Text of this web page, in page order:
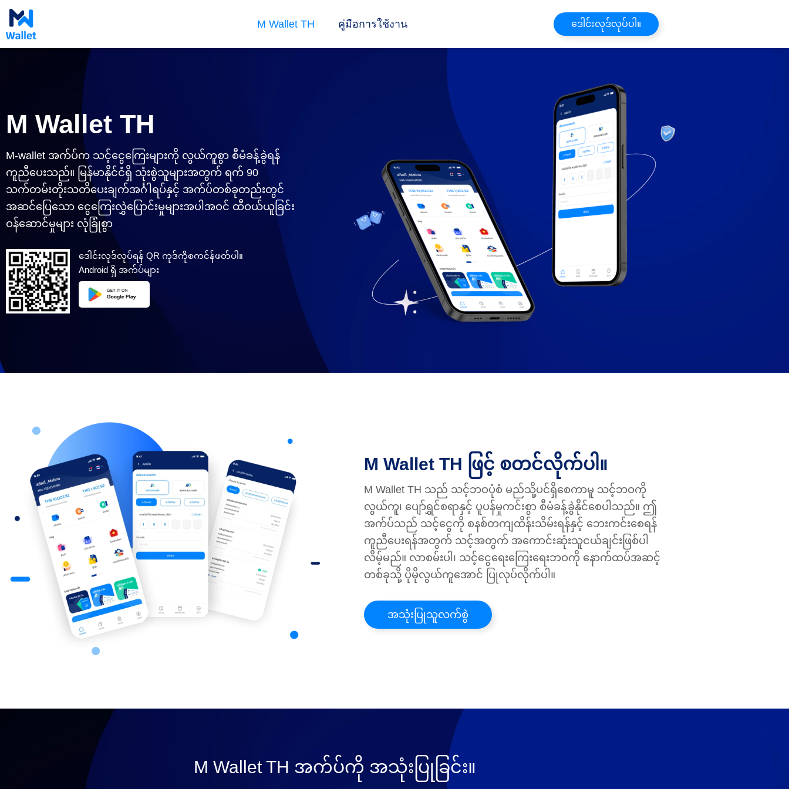
Skip
content
M Wallet TH คู่มือการใช้งาน ဒေါင်းလုဒ်လုပ်ပါ။
M Wallet TH
M-wallet အက်ပ်က သင့်ငွေကြေးများကို လွယ်ကူစွာ စီမံခန့်ခွဲရန်
ကူညီပေးသည်။ မြန်မာနိုင်ငံရှိ သုံးစွဲသူများအတွက် ရက် 90
သက်တမ်းတိုးသတိပေးချက်အင်္ဂါရပ်နှင့် အက်ပ်တစ်ခုတည်းတွင်
အဆင်ပြေသော ငွေကြေးလွှဲပြောင်းမှုများအပါအဝင် ထီဝယ်ယူခြင်း
ဝန်ဆောင်မှုများ လုံခြုံစွာ
ဒေါင်းလုဒ်လုပ်ရန် QR ကုဒ်ကိုစကင်န်ဖတ်ပါ။
Android ရှိ အက်ပ်များ
M Wallet TH ဖြင့် စတင်လိုက်ပါ။
M Wallet TH သည် သင့်ဘဝပုံစံ မည်သို့ပင်ရှိစေကာမူ သင့်ဘဝကို
လွယ်ကူ၊ ပျော်ရွှင်စရာနှင့် ပူပန်မှုကင်းစွာ စီမံခန့်ခွဲနိုင်စေပါသည်။ ဤ
အက်ပ်သည် သင့်ငွေကို စနစ်တကျထိန်းသိမ်းရန်နှင့် ဘေးကင်းစေရန်
ကူညီပေးရန်အတွက် သင့်အတွက် အကောင်းဆုံးသူငယ်ချင်းဖြစ်ပါ
လိမ့်မည်။ လာစမ်းပါ၊ သင့်ငွေရေးကြေးရေးဘဝကို နောက်ထပ်အဆင့်
တစ်ခုသို့ ပိုမိုလွယ်ကူအောင် ပြုလုပ်လိုက်ပါ။
အသုံးပြုသူလက်စွဲ
M Wallet TH အက်ပ်ကို အသုံးပြုခြင်း။